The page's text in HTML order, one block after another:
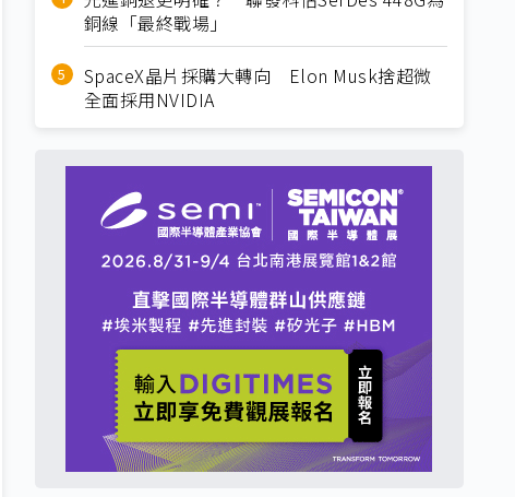
銅線「最終戰場」
SpaceX晶片採購大轉向 Elon Musk捨超微
全面採用NVIDIA